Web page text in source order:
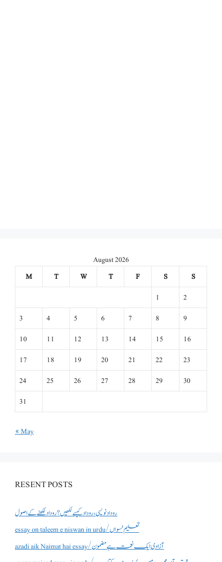
August 2026
M
T W T F S
S
1
2
3
4 5 6 7 8
9
10
11 12 13 14 15
16
17
18 19 20 21 22
23
24
25 26 27 28 29
30
31
« May
RESENT POSTS
روداد نویسی ،روداد کیسے لکھیں؟ روداد لکھنے کے اصول
essay on taleem e niswan in urdu/تعلیم نسواں
azadi aik Naimat hai essay/آزادی ایک نعمت ہے مضمون